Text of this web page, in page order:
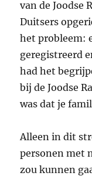
van de Joodse
Duitsers
het probleem:
geregistreerd
had het
bij de Joodse
was dat je
Alleen in dit
personen met
zou kunnen